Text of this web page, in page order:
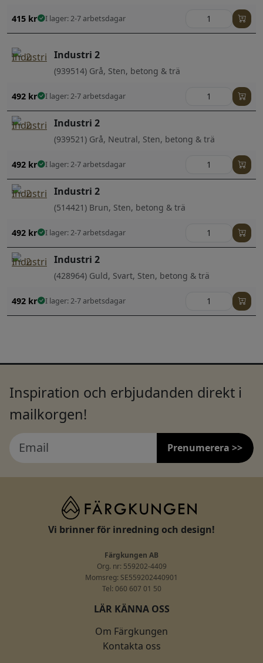
415 kr I lager: 2-7 arbetsdagar
Industri 2
(939514) Grå, Sten, betong & trä
492 kr I lager: 2-7 arbetsdagar
Industri 2
(939521) Grå, Neutral, Sten, betong & trä
492 kr I lager: 2-7 arbetsdagar
Industri 2
(514421) Brun, Sten, betong & trä
492 kr I lager: 2-7 arbetsdagar
Industri 2
(428964) Guld, Svart, Sten, betong & trä
492 kr I lager: 2-7 arbetsdagar
Inspiration och erbjudanden direkt i
mailkorgen!
Prenumerera >>
Vi brinner för inredning och design!
Färgkungen AB
Org. nr: 559202-4409
Momsreg: SE559202440901
Tel: 060 607 01 50
LÄR KÄNNA OSS
Om Färgkungen
Kontakta oss